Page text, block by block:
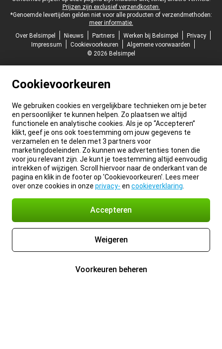
Prijzen zijn exclusief verzendkosten.
*Genoemde levertijden gelden niet voor alle producten of verzendmethoden:
meer informatie.
Over Belsimpel
Nieuws Partners Werken bij Belsimpel
Privacy
Impressum
Cookievoorkeuren
Algemene voorwaarden
© 2026 Belsimpel
Cookievoorkeuren
We gebruiken cookies en vergelijkbare technieken om je beter
en persoonlijker te kunnen helpen. Zo plaatsen we altijd
functionele en analytische cookies. Als je op “Accepteren”
klikt, geef je ons ook toestemming om jouw gegevens te
verzamelen en te delen met 3 partners voor
marketingdoeleinden. Zo kunnen we advertenties tonen die
voor jou relevant zijn. Je kunt je toestemming altijd eenvoudig
intrekken of wijzigen. Scroll hiervoor naar de onderkant van de
pagina en klik in de footer op 'Cookievoorkeuren'. Lees meer
over onze cookies in onze privacy- en cookieverklaring
Accepteren
Weigeren
Voorkeuren beheren